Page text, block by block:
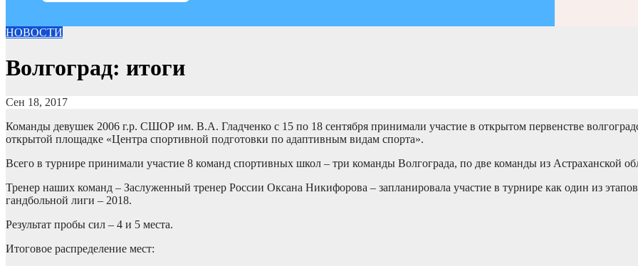
НОВОСТИ
Волгоград: итоги
Сен 18, 2017
Команды девушек 2006 г.р. СШОР им. В.А. Гладченко с 15 по 18 сентября принимали участие в открытом первенстве
открытой площадке «Центра спортивной подготовки по адаптивным видам спорта».
Всего в турнире принимали участие 8 команд спортивных школ – три команды Волгограда, по две команды из Астраханской
Тренер наших команд – Заслуженный тренер России Оксана Никифорова – запланировала участие в турнире как один из
гандбольной лиги – 2018.
Результат пробы сил – 4 и 5 места.
Итоговое распределение мест: